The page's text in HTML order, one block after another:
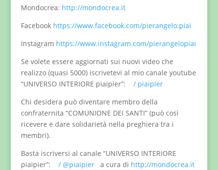
Mondocrea: http://mondocrea.it
Facebook https://www.facebook.com/pierangelo.piai
Instagram https://www.instagram.com/pierangelopiai
Se volete essere aggiornati sui nuovi video che
realizzo (quasi 5000) iscrivetevi al mio canale youtube
“UNIVERSO INTERIORE piaipier”:
/ piaipier
Chi desidera può diventare membro della
confraternita “COMUNIONE DEI SANTI” (può così
ricevere e dare solidarietà nella preghiera tra i
membri).
Basta iscriversi al canale “UNIVERSO INTERIORE
piaipier”:
/ @piaipier a cura di http://mondocrea.it